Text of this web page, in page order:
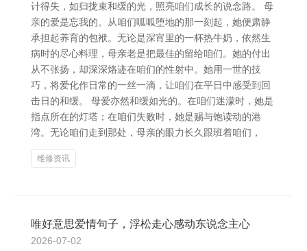
计得失，如归拢束和缓的光，照亮咱们成长的说念路。 母
亲的爱是忘我的。从咱们呱呱堕地的那一刻起，她便肃静
承担起养育的包袱。无论是深宵里的一杯热牛奶，依然生
病时的尽心料理，母亲老是把最佳的留给咱们。她的付出
从不张扬，却深深烙迹在咱们的性射中。她用一世的技
巧，将爱化作日常的一丝一滴，让咱们在平日中感受到回
击日的和缓。 母爱亦然和缓如光的。在咱们迷濛时，她是
指点所在的灯塔；在咱们失败时，她是赐与饱读动的港
湾。无论咱们走到那处，母亲的眼力长久跟班着咱们，
维修资讯
唯好意思爱情句子，浮松走心感动东说念主心
2026-07-02